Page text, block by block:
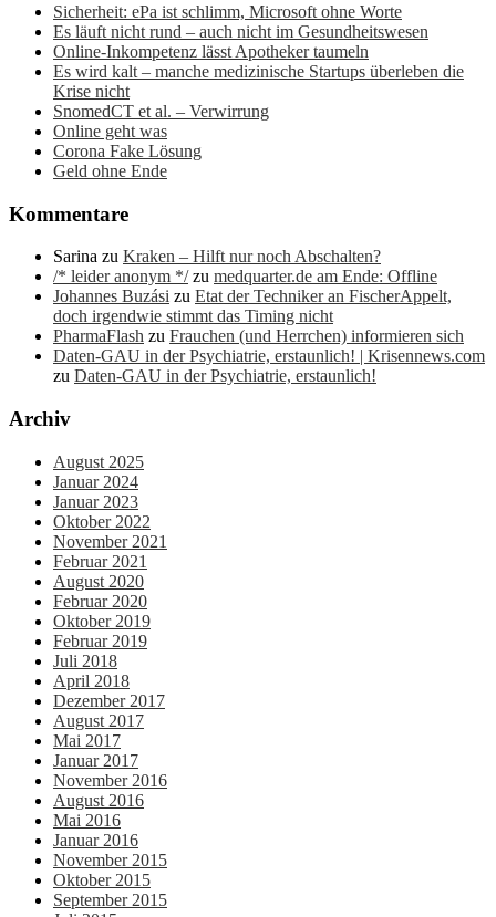
Sicherheit: ePa ist schlimm, Microsoft ohne Worte
Es läuft nicht rund – auch nicht im Gesundheitswesen
Online-Inkompetenz lässt Apotheker taumeln
Es wird kalt – manche medizinische Startups überleben die
Krise nicht
SnomedCT et al. – Verwirrung
Online geht was
Corona Fake Lösung
Geld ohne Ende
Kommentare
Sarina zu Kraken – Hilft nur noch Abschalten?
/* leider anonym */zu medquarter.de am Ende: Offline
Johannes Buzási zu Etat der Techniker an FischerAppelt,
doch irgendwie stimmt das Timing nicht
PharmaFlash zu Frauchen (und Herrchen) informieren sich
Daten-GAU in der Psychiatrie, erstaunlich! | Krisennews.com
zu Daten-GAU in der Psychiatrie, erstaunlich!
Archiv
August 2025
Januar 2024
Januar 2023
Oktober 2022
November 2021
Februar 2021
August 2020
Februar 2020
Oktober 2019
Februar 2019
Juli 2018
April 2018
Dezember 2017
August 2017
Mai 2017
Januar 2017
November 2016
August 2016
Mai 2016
Januar 2016
November 2015
Oktober 2015
September 2015